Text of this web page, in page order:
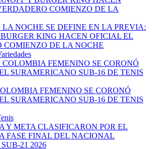
LA NOCHE SE DEFINE EN LA PREVIA:
KING HACEN OFICIAL EL
COMIENZO DE LA NOCHE
FEMENINO SE CORONÓ
SURAMERICANO SUB-16 DE TENIS